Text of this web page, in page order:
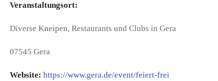
Veranstaltungsort:
Diverse Kneipen, Restaurants und Clubs in Gera
07545 Gera
Website: https://www.gera.de/event/feiert-frei